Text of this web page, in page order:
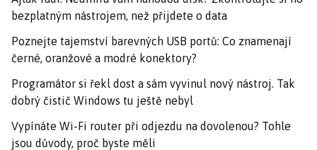
bezplatným nástrojem, než přijdete o data
Poznejte tajemství barevných USB portů: Co znamenají
černé, oranžové a modré konektory?
Programátor si řekl dost a sám vyvinul nový nástroj. Tak
dobrý čistič Windows tu ještě nebyl
Vypínáte Wi-Fi router při odjezdu na dovolenou? Tohle
jsou důvody, proč byste měli